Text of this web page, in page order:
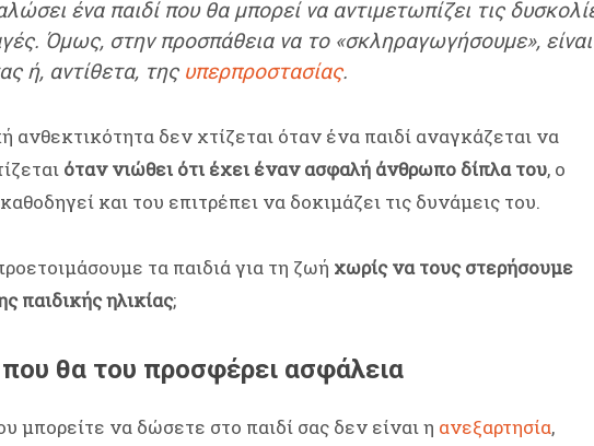
ένα παιδί που θα μπορεί να αντιμετωπίζει τις
Όμως, στην προσπάθεια να το «σκληραγωγήσουμε»,
ή, αντίθετα, της υπερπροστασίας.
ανθεκτικότητα δεν χτίζεται όταν ένα παιδί αναγκάζεται να
όταν νιώθει ότι έχει έναν ασφαλή άνθρωπο δίπλα του, ο
και του επιτρέπει να δοκιμάζει τις δυνάμεις του.
τα παιδιά για τη ζωή χωρίς να τους στερήσουμε
παιδικής ηλικίας;
θα του προσφέρει ασφάλεια
μπορείτε να δώσετε στο παιδί σας δεν είναι η ανεξαρτησία,